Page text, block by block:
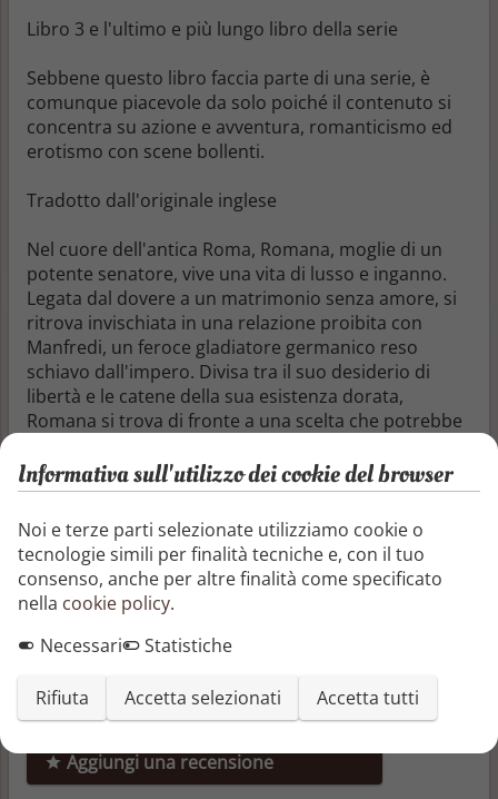
Libro 3 e l'ultimo e più lungo libro della serie
Sebbene questo libro faccia parte di una serie, è
comunque piacevole da solo poiché il contenuto si
concentra su azione e avventura, romanticismo ed
erotismo con scene bollenti.
Tradotto dall'originale inglese
Nel cuore dell'antica Roma, Romana, moglie di un
potente senatore, vive una vita di lusso e inganno.
Legata dal dovere a un matrimonio senza amore, si
ritrova invischiata in una relazione proibita con
Manfredi, un feroce gladiatore germanico reso
schiavo dall'impero. Divisa tra il suo desiderio di
libertà e le catene della sua esistenza dorata,
Romana si trova di fronte a una scelta che potrebbe
Segnala o richiedi rimozione
Condividi questo libro
Recensioni e articoli
Aggiungi una recensione
Informativa sull'utilizzo dei cookie del browser
Noi e terze parti selezionate utilizziamo cookie o
tecnologie simili per finalità tecniche e, con il tuo
consenso, anche per altre finalità come specificato
nella cookie policy.
Necessari
Statistiche
Rifiuta Accetta selezionati Accetta tutti